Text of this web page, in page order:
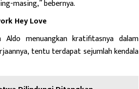
masing,” bebernya.
Hey Love
menuangkan kratifitasnya dalam
tentu terdapat sejumlah kendala